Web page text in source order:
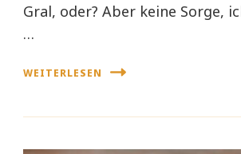
Gral, oder? Aber keine Sorge,
…
WEITERLESEN